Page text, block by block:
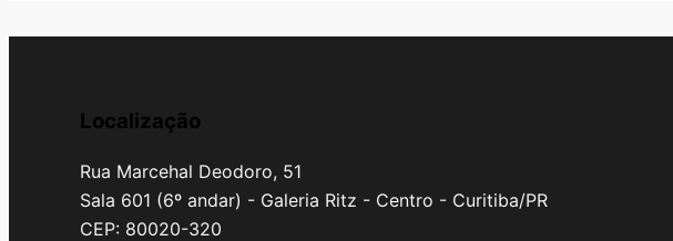
Localização
Rua Marcehal Deodoro, 51
Sala 601 (6º andar) - Galeria Ritz - Centro - Curitiba/PR
CEP: 80020-320